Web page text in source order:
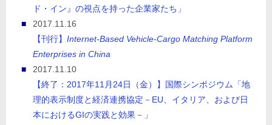
ド・イン』の視点を持った企業家たち」
2017.11.16
【刊行】Internet-Based Vehicle-Cargo Matching Platform
Enterprises in China
2017.11.10
【終了：2017年11月24日（金）】国際シンポジウム「地
理的表示制度と経済連携協定－EU、イタリア、および日
本におけるGIの実践と効果－」